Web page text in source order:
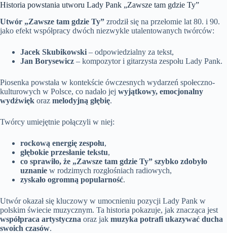
Historia powstania utworu Lady Pank „Zawsze tam gdzie Ty”
Utwór „Zawsze tam gdzie Ty” zrodził się na przełomie lat 80. i 90.
jako efekt współpracy dwóch niezwykle utalentowanych twórców:
Jacek Skubikowski – odpowiedzialny za tekst,
Jan Borysewicz – kompozytor i gitarzysta zespołu Lady Pank.
Piosenka powstała w kontekście ówczesnych wydarzeń społeczno-
kulturowych w Polsce, co nadało jej wyjątkowy, emocjonalny
wydźwięk oraz melodyjną głębię.
Twórcy umiejętnie połączyli w niej:
rockową energię zespołu,
głębokie przesłanie tekstu,
co sprawiło, że „Zawsze tam gdzie Ty” szybko zdobyło
uznanie w rodzimych rozgłośniach radiowych,
zyskało ogromną popularność.
Utwór okazał się kluczowy w umocnieniu pozycji Lady Pank w
polskim świecie muzycznym. Ta historia pokazuje, jak znacząca jest
współpraca artystyczna oraz jak muzyka potrafi ukazywać ducha
swoich czasów.